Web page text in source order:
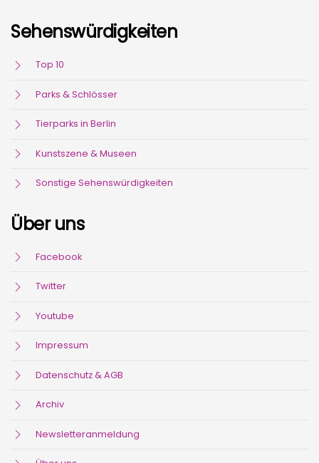
Sehenswürdigkeiten
Top 10
Parks & Schlösser
Tierparks in Berlin
Kunstszene & Museen
Sonstige Sehenswürdigkeiten
Über uns
Facebook
Twitter
Youtube
Impressum
Datenschutz & AGB
Archiv
Newsletteranmeldung